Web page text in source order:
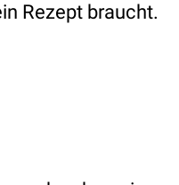
Rezept braucht.